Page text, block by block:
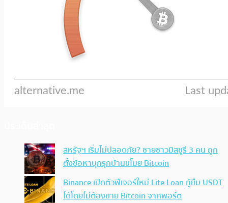
สหรัฐฯ เริ่มไม่ปลอดภัย? ชายชาวมิสซูรี 3 คน ถูก
ตั้งข้อหาบุกรุกบ้านขโมย Bitcoin
Binance เปิดตัวฟีเจอร์ใหม่ Lite Loan กู้ยืม USDT
ได้โดยไม่ต้องขาย Bitcoin จากพอร์ต